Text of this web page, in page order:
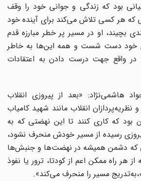
بود که زندگی و جوانی خود را وقف
که هر کسی تلاش می‌کند برای آینده خود
بچیند، او در مسیر پر خطر مبارزه قدم
خود دست شست و همه این‌ها به خاطر
واقع جهت درست دادن به اعتقادات
هاشمی‌نژاد: «بعد از پیروزی انقلاب
انقلاب مانند شهید کامیاب
که کاری کنند تا این نهضتی که به
رسیده از مسیر خودش منحرف نشود،
که دشمن همیشه در نهضت‌ها و جنبش‌ها
راه ممکن اعم از کودتا، ترور یا نفوذ
مسیر را منحرف می‌کند».